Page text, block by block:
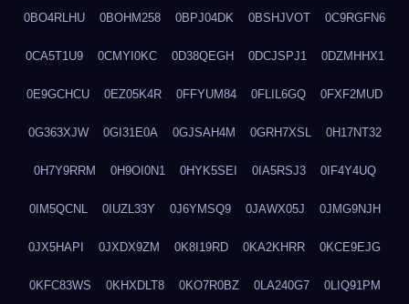
0BO4RLHU 0BOHM258 0BPJ04DK 0BSHJVOT 0C9RGFN6
0CA5T1U9 0CMYI0KC 0D38QEGH 0DCJSPJ1 0DZMHHX1
0E9GCHCU 0EZ05K4R 0FFYUM84 0FLIL6GQ 0FXF2MUD
0G363XJW 0GI31E0A 0GJSAH4M 0GRH7XSL 0H17NT32
0H7Y9RRM 0H9OI0N1 0HYK5SEI 0IA5RSJ3 0IF4Y4UQ
0IM5QCNL 0IUZL33Y 0J6YMSQ9 0JAWX05J 0JMG9NJH
0JX5HAPI 0JXDX9ZM 0K8I19RD 0KA2KHRR 0KCE9EJG
0KFC83WS 0KHXDLT8 0KO7R0BZ 0LA240G7 0LIQ91PM